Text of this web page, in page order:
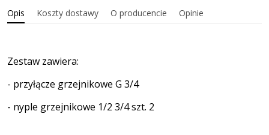
Opis Koszty dostawy O producencie Opinie
Zestaw zawiera:
- przyłącze grzejnikowe G 3/4
- nyple grzejnikowe 1/2 3/4 szt. 2